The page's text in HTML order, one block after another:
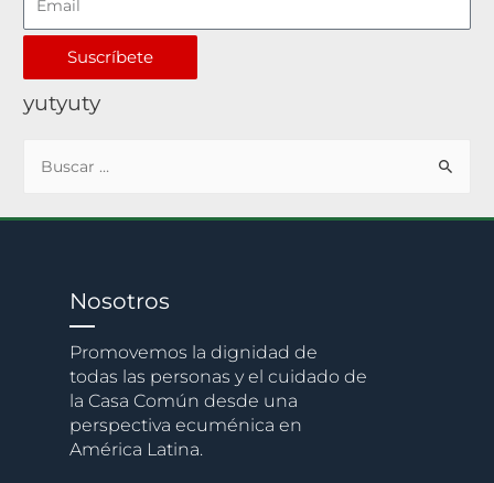
Suscríbete
yutyuty
Nosotros
Promovemos la dignidad de
todas las personas y el cuidado de
la Casa Común desde una
perspectiva ecuménica en
América Latina.